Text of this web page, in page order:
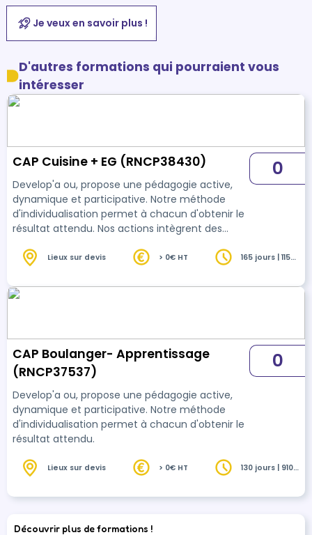
Je veux en savoir plus !
D'autres formations qui pourraient vous
intéresser
CAP Cuisine + EG (RNCP38430)
Develop'a ou, propose une pédagogie active,
dynamique et participative. Notre méthode
d'individualisation permet à chacun d'obtenir le
résultat attendu. Nos actions intègrent des
le savoir acquis en centre.
0
Lieux sur devis > 0€ HT
165 jours | 1155
CAP Boulanger- Apprentissage
(RNCP37537)
Develop'a ou, propose une pédagogie active,
dynamique et participative. Notre méthode
d'individualisation permet à chacun d'obtenir le
résultat attendu.
0
Lieux sur devis > 0€ HT
130 jours | 910
Découvrir plus de formations !